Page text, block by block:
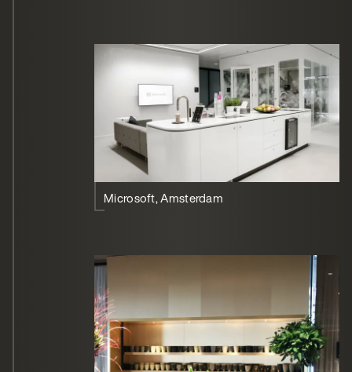
Microsoft, Amsterdam